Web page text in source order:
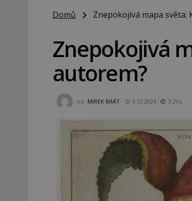
Domů Znepokojivá mapa světa:
Znepokojivá
autorem?
od MIREK BRÁT 4.12.2024 3.2tis